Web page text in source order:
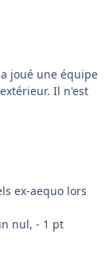
joué une équipe
Il n'est
ex-aequo lors
nul, - 1 pt